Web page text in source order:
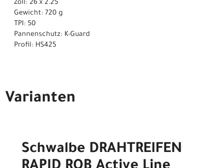
Zoll: 26 x 2.25
Gewicht: 720 g
TPI: 50
Pannenschutz: K-Guard
Profil: HS425
Varianten
Schwalbe DRAHTREIFEN